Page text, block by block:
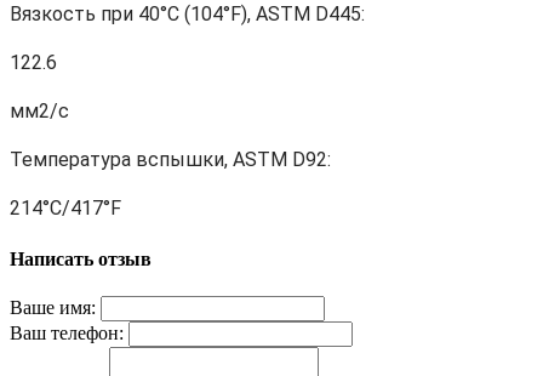
Вязкость при 40°C (104°F), ASTM D445:
122.6
мм2/с
Температура вспышки, ASTM D92:
214°C/417°F
Написать отзыв
Ваше имя:
Ваш телефон: